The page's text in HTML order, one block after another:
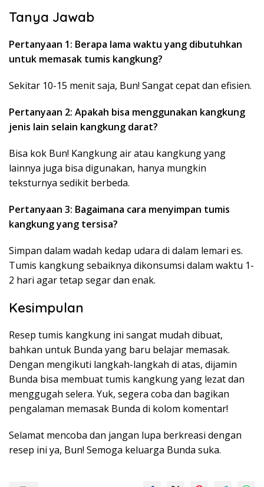
Tanya Jawab
Pertanyaan 1: Berapa lama waktu yang dibutuhkan
untuk memasak tumis kangkung?
Sekitar 10-15 menit saja, Bun! Sangat cepat dan efisien.
Pertanyaan 2: Apakah bisa menggunakan kangkung
jenis lain selain kangkung darat?
Bisa kok Bun! Kangkung air atau kangkung yang
lainnya juga bisa digunakan, hanya mungkin
teksturnya sedikit berbeda.
Pertanyaan 3: Bagaimana cara menyimpan tumis
kangkung yang tersisa?
Simpan dalam wadah kedap udara di dalam lemari es.
Tumis kangkung sebaiknya dikonsumsi dalam waktu 1-
2 hari agar tetap segar dan enak.
Kesimpulan
Resep tumis kangkung ini sangat mudah dibuat,
bahkan untuk Bunda yang baru belajar memasak.
Dengan mengikuti langkah-langkah di atas, dijamin
Bunda bisa membuat tumis kangkung yang lezat dan
menggugah selera. Yuk, segera coba dan bagikan
pengalaman memasak Bunda di kolom komentar!
Selamat mencoba dan jangan lupa berkreasi dengan
resep ini ya, Bun! Semoga keluarga Bunda suka.